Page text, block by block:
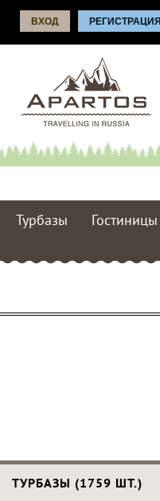
ВХОД РЕГИСТРАЦИЯ
Турбазы Гостиницы
ТУРБАЗЫ (1759 ШТ.)